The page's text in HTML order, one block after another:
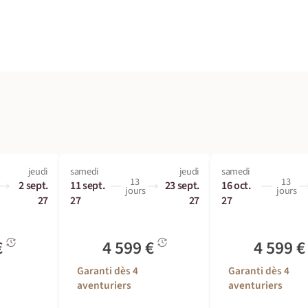
jeudi
2 sept.
27
samedi
11 sept.
27
13
jours
jeudi
23 sept.
27
4 599 €
Garanti dès 4
aventuriers
samedi
16 oct.
27
13
jours
4 599 €
Garanti dès 4
aventuriers